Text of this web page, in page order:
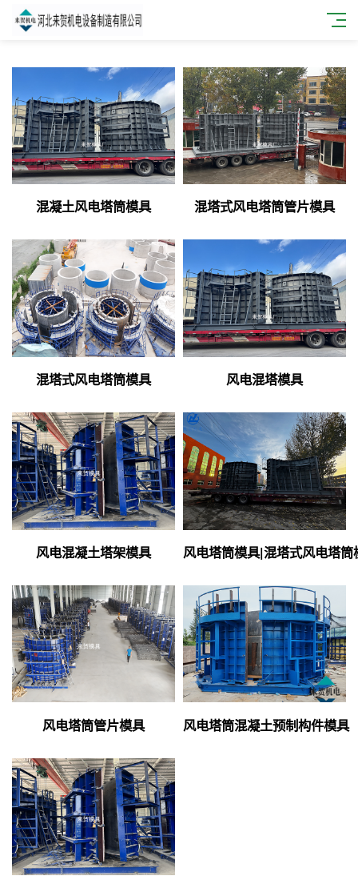
混凝土风电塔筒模具 混塔式风电塔筒管片模具
混塔式风电塔筒模具 风电混塔模具
风电混凝土塔架模具 风电塔筒模具|混塔式风电塔筒
风电塔筒管片模具 风电塔筒混凝土预制构件模具